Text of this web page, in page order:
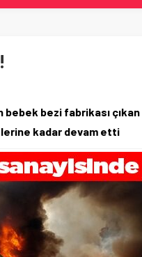
5’İNCİLİK!
YAPILAN EN BÜYÜK HATALAR
bezi fabrikası
kadar devam etti